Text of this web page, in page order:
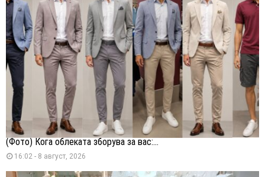
(Фото) Кога облеката зборува за вас:...
16:02 - 8 август, 2026